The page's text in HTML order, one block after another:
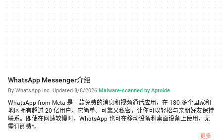
WhatsApp Messenger介绍
By WhatsApp Inc.·Updated 8/8/2026·Malware-scanned by Aptoide
WhatsApp from Meta 是一款免费的消息和视频通话应用，在 180 多个国家和
地区拥有超过 20 亿用户。它简单、可靠又私密，让你可以轻松与亲朋好友保持
联系。即使在网速较慢时，WhatsApp 也可在移动设备和桌面设备上使用，无
需订阅费*。
更多